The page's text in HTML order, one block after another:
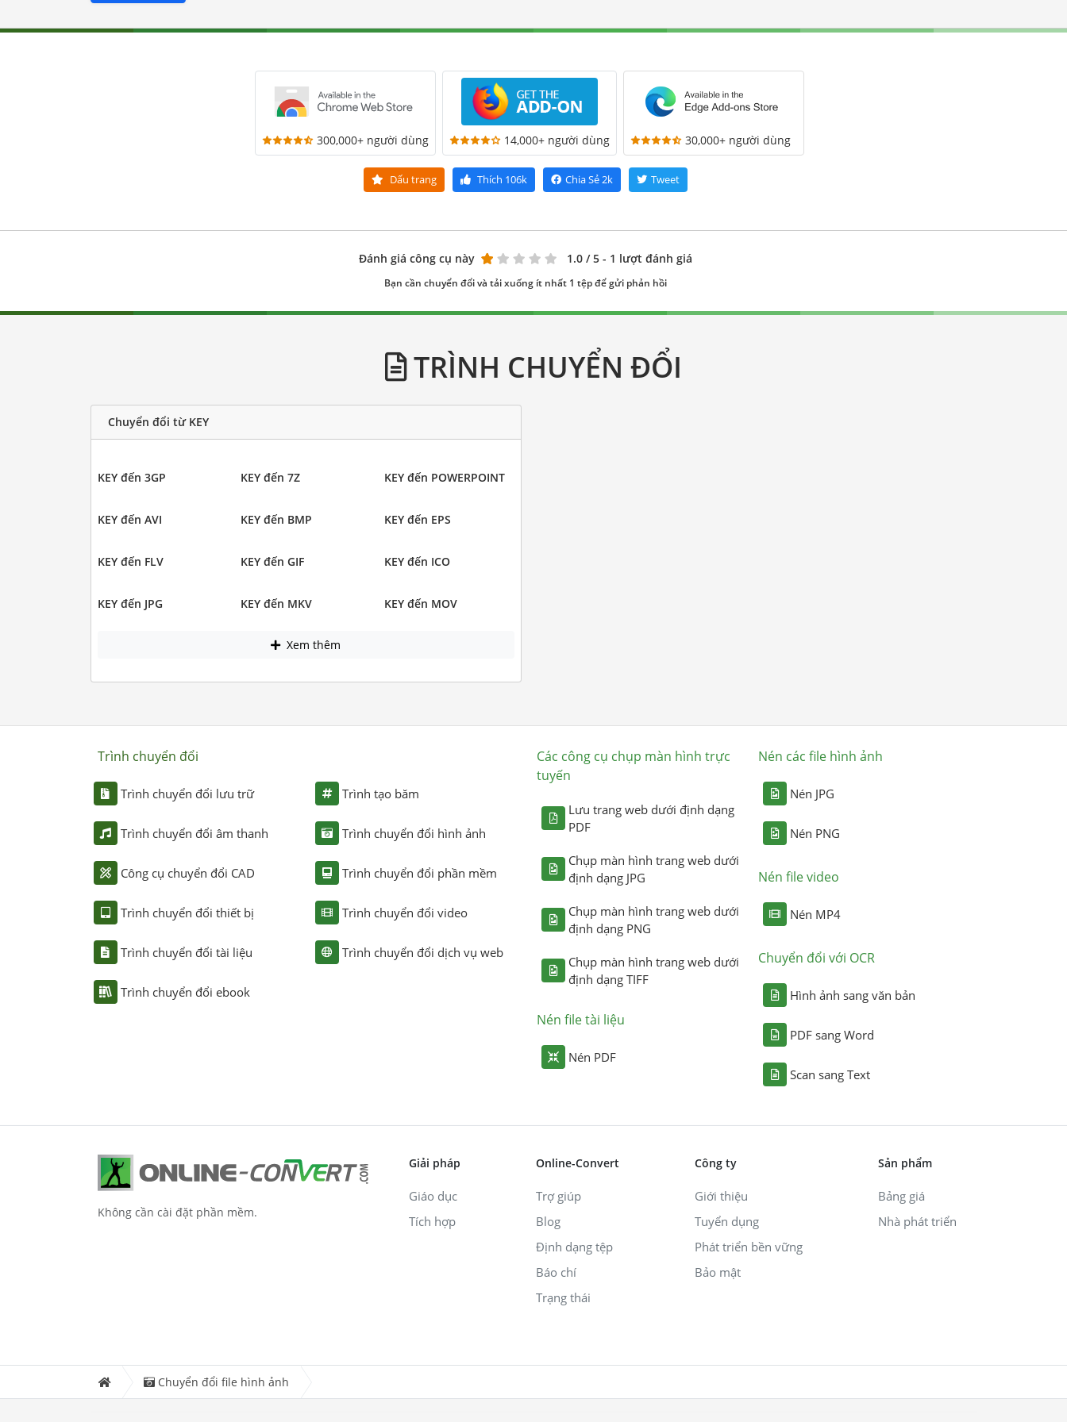
300,000+ người dùng 14,000+ người dùng 30,000+ người dùng
Dấu trang Thích 106k Chia Sẻ2k Tweet
Đánh giá công cụ này 1.0 / 5 - 1 lượt đánh giá
Bạn cần chuyển đổi và tải xuống ít nhất 1 tệp để gửi phản hồi
TRÌNH CHUYỂN ĐỔI
Chuyển đổi từ KEY
KEY đến 3GP KEY đến 7Z KEY đến POWERPOINT
KEY đến AVI KEY đến BMP KEY đến EPS
KEY đến FLV KEY đến GIF KEY đến ICO
KEY đến JPG KEY đến MKV KEY đến MOV
Xem thêm
Trình chuyển đổi
Trình chuyển đổi lưu trữ
Trình chuyển đổi âm thanh
Công cụ chuyển đổi CAD
Trình chuyển đổi thiết bị
Trình chuyển đổi tài liệu
Trình chuyển đổi ebook
Trình tạo băm
Trình chuyển đổi hình ảnh
Trình chuyển đổi phần mềm
Trình chuyển đổi video
Trình chuyển đổi dịch vụ web
Các công cụ chụp màn hình trực
tuyến
Lưu trang web dưới định dạng
PDF
Chụp màn hình trang web dưới
định dạng JPG
Chụp màn hình trang web dưới
định dạng PNG
Chụp màn hình trang web dưới
định dạng TIFF
Nén file tài liệu
Nén PDF
Nén các file hình ảnh
Nén JPG
Nén PNG
Nén file video
Nén MP4
Chuyển đổi với OCR
Hình ảnh sang văn bản
PDF sang Word
Scan sang Text
Không cần cài đặt phần mềm.
Giải pháp
Giáo dục
Tích hợp
Online-Convert
Trợ giúp
Blog
Định dạng tệp
Báo chí
Trạng thái
Công ty
Giới thiệu
Tuyển dụng
Phát triển bền vững
Bảo mật
Sản phẩm
Bảng giá
Nhà phát triển
Chuyển đổi file hình ảnh